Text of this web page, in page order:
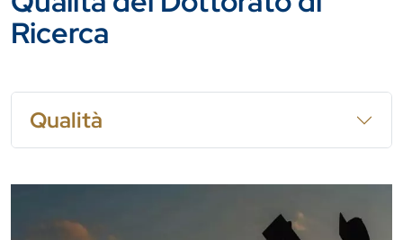
Ricerca
Qualità